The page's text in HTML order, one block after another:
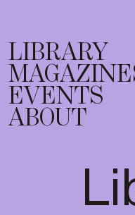
LIBRARY
EVENTS
ABOUT